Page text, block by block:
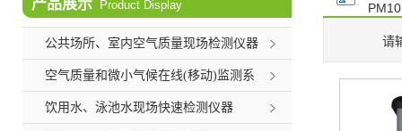
产品展示 Product Display
公共场所、室内空气质量现场检测仪器
空气质量和微小气候在线(移动)监测系
统
饮用水、泳池水现场快速检测仪器
PM10
请